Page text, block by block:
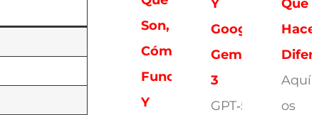
Son,
Cómo
Funcionan
Y
Y
Google
Gemini
3
GPT‑5.2
Que
Hace
Aquí
os